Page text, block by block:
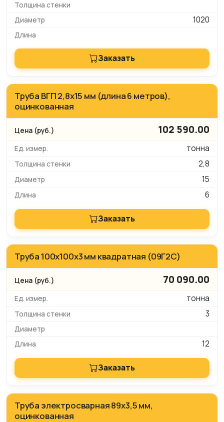
1020
Заказать
Труба ВГП 2,8х15 мм (длина 6 метров),
оцинкованная
102 590.00
тонна
2,8
15
6
Заказать
Труба 100x100х3 мм квадратная (09Г2С)
70 090.00
тонна
3
12
Заказать
Труба электросварная 89x3,5 мм,
оцинкованная